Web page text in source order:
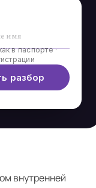
в паспорте ·
разбор
внутренней